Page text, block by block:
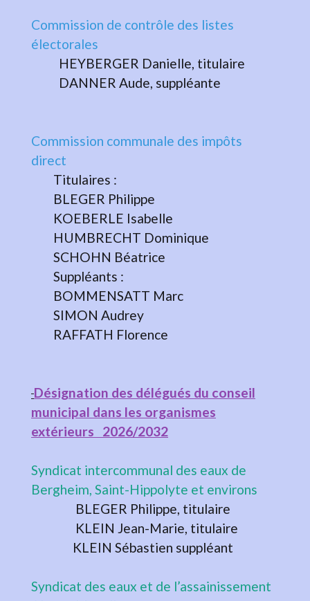
Commission de contrôle des listes
électorales
HEYBERGER Danielle, titulaire
DANNER Aude, suppléante
Commission communale des impôts
direct
Titulaires :
BLEGER Philippe
KOEBERLE Isabelle
HUMBRECHT Dominique
SCHOHN Béatrice
Suppléants :
BOMMENSATT Marc
SIMON Audrey
RAFFATH Florence
Désignation des délégués du conseil
municipal dans les organismes
extérieurs 2026/2032
Syndicat intercommunal des eaux de
Bergheim, Saint-Hippolyte et environs
BLEGER Philippe, titulaire
KLEIN Jean-Marie, titulaire
KLEIN Sébastien suppléant
Syndicat des eaux et de l’assainissement